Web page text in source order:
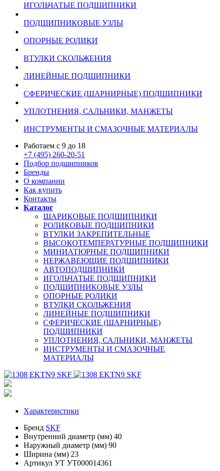
ИГОЛЬЧАТЫЕ ПОДШИПНИКИ
ПОДШИПНИКОВЫЕ УЗЛЫ
ОПОРНЫЕ РОЛИКИ
ВТУЛКИ СКОЛЬЖЕНИЯ
ЛИНЕЙНЫЕ ПОДШИПНИКИ
СФЕРИЧЕСКИЕ (ШАРНИРНЫЕ) ПОДШИПНИКИ
УПЛОТНЕНИЯ, САЛЬНИКИ, МАНЖЕТЫ
ИНСТРУМЕНТЫ И СМАЗОЧНЫЕ МАТЕРИАЛЫ
Работаем с 9 до 18
+7 (495) 260-20-51
Подбор подшипников
Бренды
О компании
Как купить
Контакты
Каталог
ШАРИКОВЫЕ ПОДШИПНИКИ
РОЛИКОВЫЕ ПОДШИПНИКИ
ВТУЛКИ ЗАКРЕПИТЕЛЬНЫЕ
ВЫСОКОТЕМПЕРАТУРНЫЕ ПОДШИПНИКИ
МИНИАТЮРНЫЕ ПОДШИПНИКИ
НЕРЖАВЕЮЩИЕ ПОДШИПНИКИ
АВТОПОДШИПНИКИ
ИГОЛЬЧАТЫЕ ПОДШИПНИКИ
ПОДШИПНИКОВЫЕ УЗЛЫ
ОПОРНЫЕ РОЛИКИ
ВТУЛКИ СКОЛЬЖЕНИЯ
ЛИНЕЙНЫЕ ПОДШИПНИКИ
СФЕРИЧЕСКИЕ (ШАРНИРНЫЕ)
ПОДШИПНИКИ
УПЛОТНЕНИЯ, САЛЬНИКИ, МАНЖЕТЫ
ИНСТРУМЕНТЫ И СМАЗОЧНЫЕ
МАТЕРИАЛЫ
Характеристики
Бренд SKF
Внутренний диаметр (мм) 40
Наружный диаметр (мм) 90
Ширина (мм) 23
Артикул УТ УТ000014361